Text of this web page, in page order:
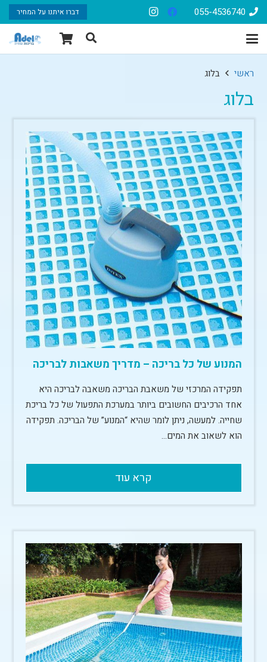
055-4536740 דברו איתנו על המחיר
ראשי בלוג
בלוג
המנוע של כל בריכה – מדריך משאבות לבריכה
תפקידה המרכזי של משאבת הבריכה משאבה לבריכה היא
אחד הרכיבים החשובים ביותר במערכת התפעול של כל בריכת
שחייה. למעשה, ניתן לומר שהיא “המנוע” של הבריכה. תפקידה
הוא לשאוב את המים…
קרא עוד